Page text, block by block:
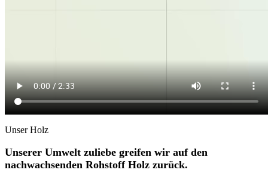
Unser Holz
Unserer Umwelt zuliebe greifen wir auf den
nachwachsenden Rohstoff Holz zurück.